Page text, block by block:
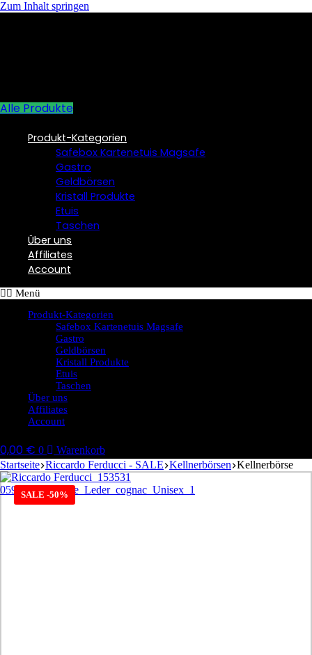
Zum Inhalt springen
Alle Produkte
Produkt-Kategorien
Safebox Kartenetuis Magsafe
Gastro
Geldbörsen
Kristall Produkte
Etuis
Taschen
Über uns
Affiliates
Account
Menü
Produkt-Kategorien
Safebox Kartenetuis Magsafe
Gastro
Geldbörsen
Kristall Produkte
Etuis
Taschen
Über uns
Affiliates
Account
0,00 € 0
Warenkorb
Startseite Riccardo Ferducci - SALE Kellnerbörsen Kellnerbörse
SALE -50%